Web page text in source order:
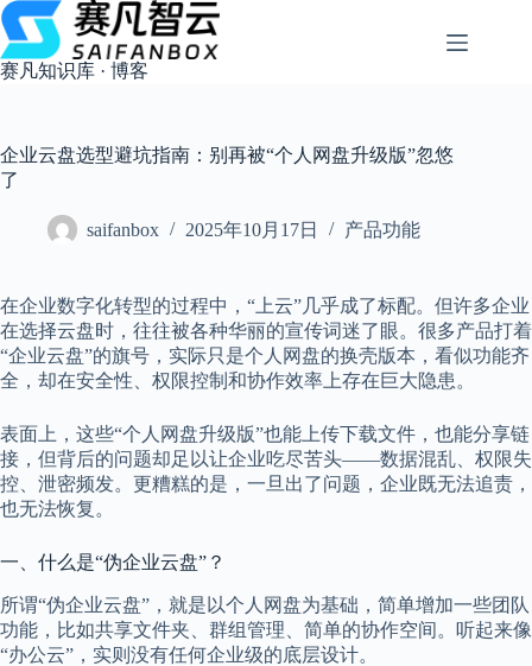
跳
过
内
容
赛凡知识库 · 博客
企业云盘选型避坑指南：别再被“个人网盘升级版”忽悠
了
saifanbox 2025年10月17日 产品功能
在企业数字化转型的过程中，“上云”几乎成了标配。但许多企业
在选择云盘时，往往被各种华丽的宣传词迷了眼。很多产品打着
“企业云盘”的旗号，实际只是个人网盘的换壳版本，看似功能齐
全，却在安全性、权限控制和协作效率上存在巨大隐患。
表面上，这些“个人网盘升级版”也能上传下载文件，也能分享链
接，但背后的问题却足以让企业吃尽苦头——数据混乱、权限失
控、泄密频发。更糟糕的是，一旦出了问题，企业既无法追责，
也无法恢复。
一、什么是“伪企业云盘”？
所谓“伪企业云盘”，就是以个人网盘为基础，简单增加一些团队
功能，比如共享文件夹、群组管理、简单的协作空间。听起来像
“办公云”，实则没有任何企业级的底层设计。